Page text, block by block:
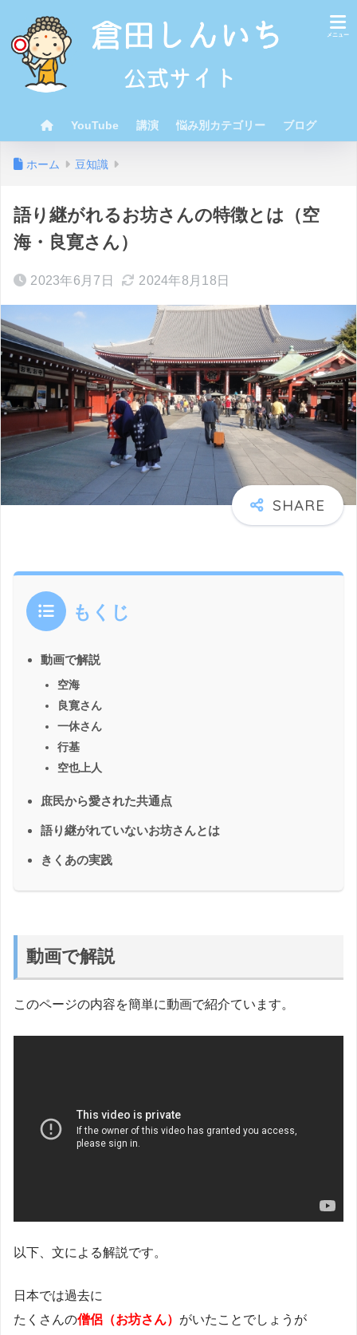
YouTube 講演 悩み別カテゴリー ブログ
ホーム 豆知識
語り継がれるお坊さんの特徴とは（空
海・良寛さん）
2023年6月7日 2024年8月18日
もくじ
動画で解説
空海
良寛さん
一休さん
行基
空也上人
庶民から愛された共通点
語り継がれていないお坊さんとは
きくあの実践
動画で解説
このページの内容を簡単に動画で紹介ています。
以下、文による解説です。
日本では過去に
たくさんの僧侶（お坊さん） がいたことでしょうが